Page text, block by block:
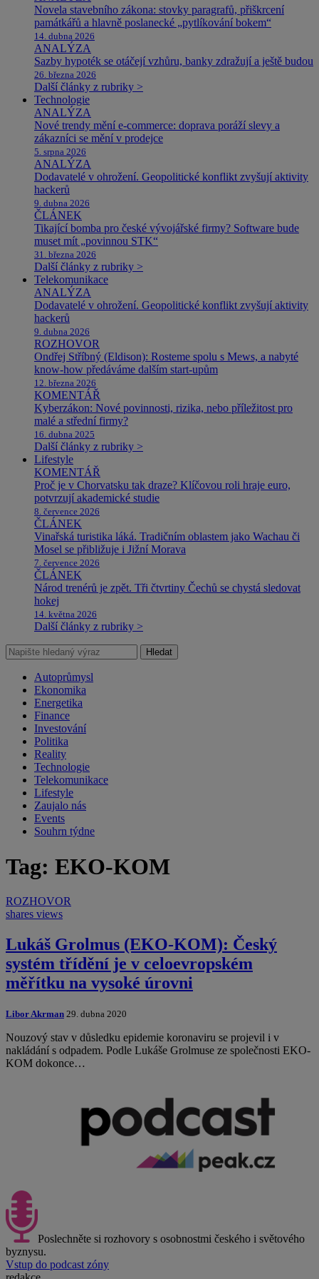
Novela stavebního zákona: stovky paragrafů, přiškrcení
památkářů a hlavně poslanecké „pytlíkování bokem“
14. dubna 2026
ANALÝZA
Sazby hypoték se otáčejí vzhůru, banky zdražují a ještě budou
26. března 2026
Další články z rubriky >
Technologie
ANALÝZA
Nové trendy mění e-commerce: doprava poráží slevy a
zákazníci se mění v prodejce
5. srpna 2026
ANALÝZA
Dodavatelé v ohrožení. Geopolitické konflikt zvyšují aktivity
hackerů
9. dubna 2026
ČLÁNEK
Tikající bomba pro české vývojářské firmy? Software bude
muset mít „povinnou STK“
31. března 2026
Další články z rubriky >
Telekomunikace
ANALÝZA
Dodavatelé v ohrožení. Geopolitické konflikt zvyšují aktivity
hackerů
9. dubna 2026
ROZHOVOR
Ondřej Stříbný (Eldison): Rosteme spolu s Mews, a nabyté
know-how předáváme dalším start-upům
12. března 2026
KOMENTÁŘ
Kyberzákon: Nové povinnosti, rizika, nebo příležitost pro
malé a střední firmy?
16. dubna 2025
Další články z rubriky >
Lifestyle
KOMENTÁŘ
Proč je v Chorvatsku tak draze? Klíčovou roli hraje euro,
potvrzují akademické studie
8. července 2026
ČLÁNEK
Vinařská turistika láká. Tradičním oblastem jako Wachau či
Mosel se přibližuje i Jižní Morava
7. července 2026
ČLÁNEK
Národ trenérů je zpět. Tři čtvrtiny Čechů se chystá sledovat
hokej
14. května 2026
Další články z rubriky >
Hledat
Autoprůmysl
Ekonomika
Energetika
Finance
Investování
Politika
Reality
Technologie
Telekomunikace
Lifestyle
Zaujalo nás
Events
Souhrn týdne
Tag: EKO-KOM
ROZHOVOR
shares views
Lukáš Grolmus (EKO-KOM): Český
systém třídění je v celoevropském
měřítku na vysoké úrovni
Libor Akrman 29. dubna 2020
Nouzový stav v důsledku epidemie koronaviru se projevil i v
nakládání s odpadem. Podle Lukáše Grolmuse ze společnosti EKO-
KOM dokonce…
Poslechněte si rozhovory s osobnostmi českého i světového
byznysu.
Vstup do podcast zóny